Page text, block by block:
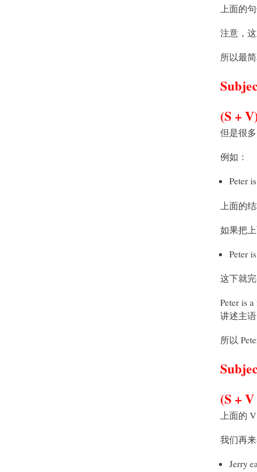
上面的
注意，
所以最
(S +
但是很
例如：
Peter is
上面的
如果把
Peter
这下就完
Peter is
讲述主语
所以
(S +
上面的 V
我们再
Jerry